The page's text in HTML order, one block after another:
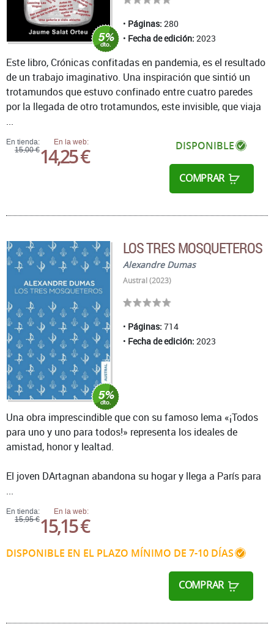
Páginas: 280
Fecha de edición: 2023
En tienda:
15,00 €
En la web:
14,25 € DISPONIBLE
COMPRAR
Este libro, Crónicas confitadas en pandemia, es el resultado
de un trabajo imaginativo. Una inspiración que sintió un
trotamundos que estuvo confinado entre cuatro paredes
por la llegada de otro trotamundos, este invisible, que viaja
...
LOS TRES MOSQUETEROS
Alexandre Dumas
Austral (2023)
Páginas: 714
Fecha de edición: 2023
En tienda:
15,95 €
En la web:
15,15 €
DISPONIBLE EN EL PLAZO MÍNIMO DE 7-10 DÍAS
COMPRAR
Una obra imprescindible que con su famoso lema «¡Todos
para uno y uno para todos!» representa los ideales de
amistad, honor y lealtad.
El joven DArtagnan abandona su hogar y llega a París para
...